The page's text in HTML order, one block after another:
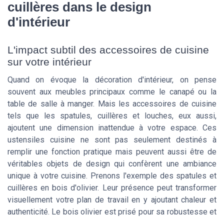
cuillères dans le design
d'intérieur
L'impact subtil des accessoires de cuisine
sur votre intérieur
Quand on évoque la décoration d'intérieur, on pense
souvent aux meubles principaux comme le canapé ou la
table de salle à manger. Mais les accessoires de cuisine
tels que les spatules, cuillères et louches, eux aussi,
ajoutent une dimension inattendue à votre espace. Ces
ustensiles cuisine ne sont pas seulement destinés à
remplir une fonction pratique mais peuvent aussi être de
véritables objets de design qui confèrent une ambiance
unique à votre cuisine. Prenons l'exemple des spatules et
cuillères en bois d'olivier. Leur présence peut transformer
visuellement votre plan de travail en y ajoutant chaleur et
authenticité. Le bois olivier est prisé pour sa robustesse et